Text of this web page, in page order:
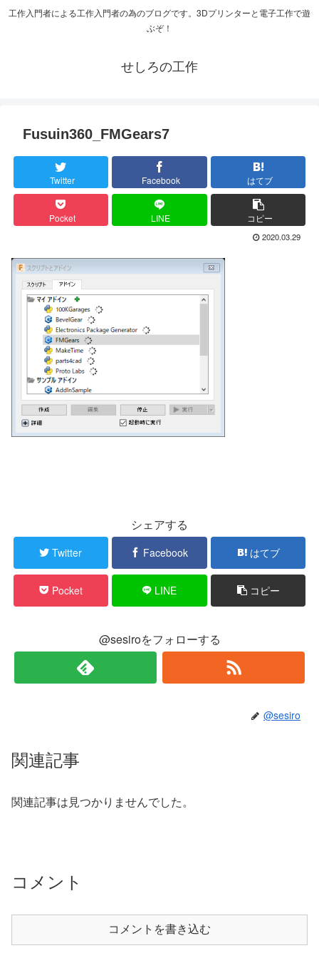
工作入門者による工作入門者の為のブログです。3Dプリンターと電子工作で遊
ぶぞ！
せしろの工作
Fusuin360_FMGears7
Twitter Facebook はてブ
Pocket LINE コピー
2020.03.29
シェアする
Twitter Facebook はてブ
Pocket LINE コピー
@sesiroをフォローする
@sesiro
関連記事
関連記事は見つかりませんでした。
コメント
コメントを書き込む